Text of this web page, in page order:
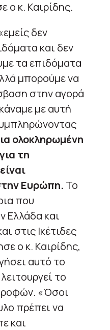
ο κ. Καιρίδης.
δεν
και δεν
τα επιδόματα
μπορούμε να
στην αγορά
με αυτή
ολοκληρωμένη
τη
Ευρώπη. Το
που
Ελλάδα και
στις Ικέτιδες
ο κ. Καιρίδης,
αυτό το
το
«Όσοι
πρέπει να
και